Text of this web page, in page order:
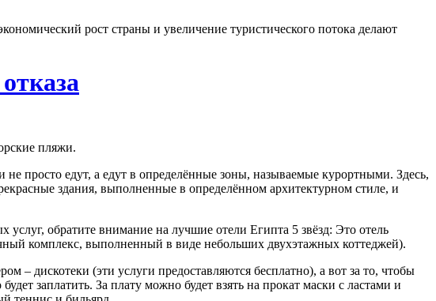
рост страны и увеличение туристического потока делают
пляжи.
просто едут, а едут в определённые зоны, называемые курортными. Здесь,
здания, выполненные в определённом архитектурном стиле, и
обратите внимание на лучшие отели Египта 5 звёзд: Это отель
комплекс, выполненный в виде небольших двухэтажных коттеджей).
– дискотеки (эти услуги предоставляются бесплатно), а вот за то, чтобы
заплатить. За плату можно будет взять на прокат маски с ластами и